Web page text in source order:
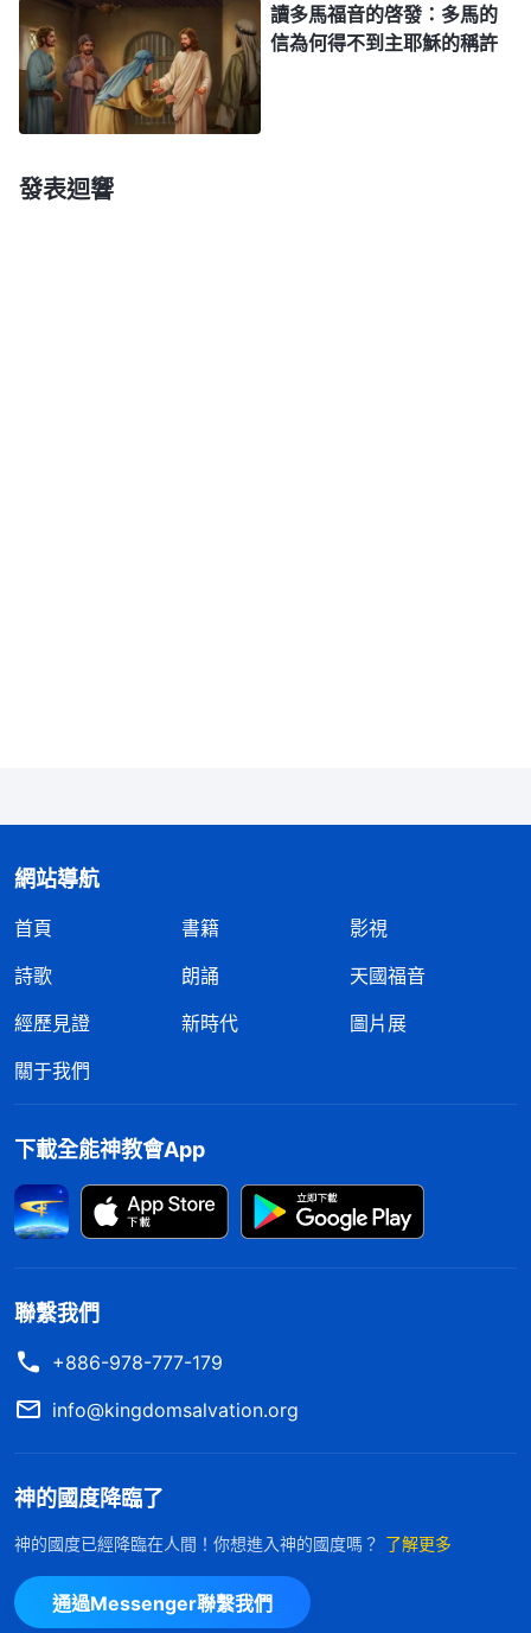
柄的範圍。這樣，無論何許人士都得歸服于神的權
下，都得活在神的掌管之中，都不能逃出神的手
心。」《話・卷一 神的顯現與作工・只有末後的基督才
能賜給人永生的道》揣摩着神的話劉嘉明白了，神是人
生命的源頭，神的生命力能戰勝一切，自己雖然得了
癌症，但生死由神主宰，任何人説了不算，自己絶不
後趕緊做化療，否則癌細胞很快就會擴散，過不了一
個月就會死。可是做完手術後，劉嘉家裏的錢已經所
剩無幾，别説化療，就連日常的醫藥費都難以維持
戚借錢。無奈之下劉嘉給親戚打電話，誰知平日裏笑
臉相迎的親戚得知劉嘉的病情後，都找各種藉口推
脱，不願意借錢給她，她感受到了親情的冷漠。但是
教會的弟兄姊妹聽説了她的病情與難處後，都紛紛凑
錢幫助她，給她買了許多營養品，還經常來看望她，
常常給她交通真理，讓她在病痛中尋求神的心意，認
識神的權柄、主宰，把自己交在神的手中……劉嘉感
受到了神對她實實際際的愛。于是劉嘉在心中暗立心
滿足神一天，好好信神，好好盡本分還報神的愛！
錢也用完了，劉嘉犯了愁：「到底要不要化療呢？」
這時，她想起講道交通裏説過：「……有病期間可以
吃藥醫治，這是正當的，這是個人的選擇、領受問
題，神家没有規條。有病可以投醫，可以吃藥，更可
讀多馬福音的啓發：多馬的
信為何得不到主耶穌的稱許
發表迴響
網站導航
首頁 書籍
影視
詩歌
朗誦
天國福音
經歷見證
新時代
圖片展
關于我們
下載全能神教會App
聯繫我們
+886-978-777-179
info@kingdomsalvation.org
神的國度降臨了
神的國度已經降臨在人間！你想進入神的國度嗎？ 了解更多
通過Messenger聯繫我們